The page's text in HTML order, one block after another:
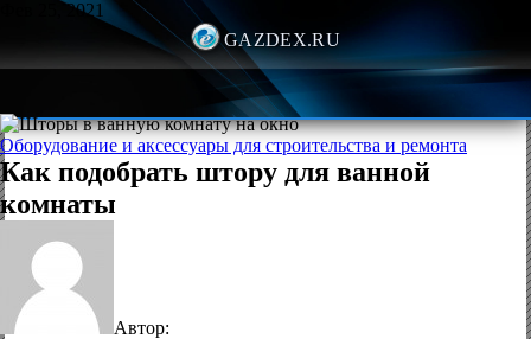
Фев 25, 2021
GAZDEX.RU
Оборудование и аксессуары для строительства и ремонта
Как подобрать штору для ванной
комнаты
Автор: